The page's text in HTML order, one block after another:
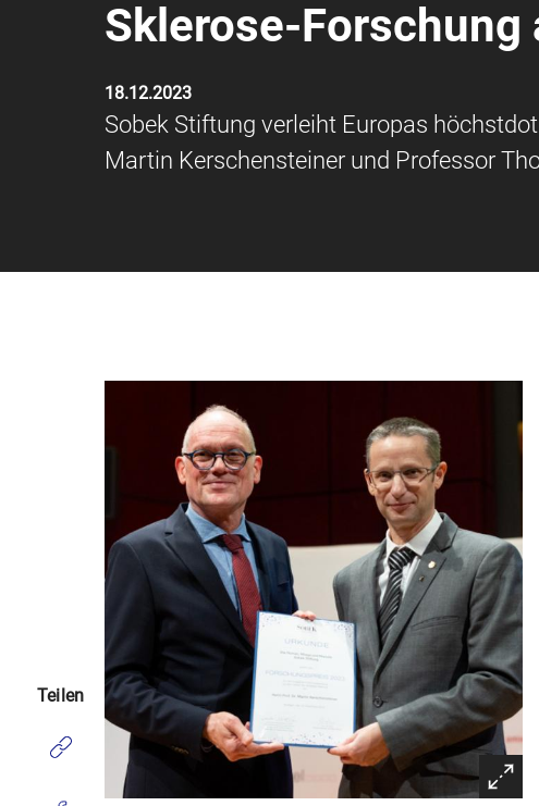
Sklerose-
18.12.2023
Sobek Stiftung verleiht Europas
Martin Kerschensteiner und Professor
Teilen